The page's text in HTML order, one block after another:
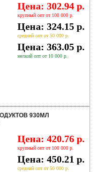
Цена: 302.94 р.
крупный опт от 100 000 р.
Цена: 324.15 р.
средний опт от 50 000 р.
Цена: 363.05 р.
мелкий опт от 10 000 р.
930МЛ
Цена: 420.76 р.
крупный опт от 100 000 р.
Цена: 450.21 р.
средний опт от 50 000 р.